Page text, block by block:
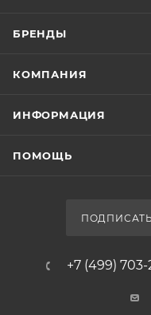
БРЕНДЫ
КОМПАНИЯ
ИНФОРМАЦИЯ
ПОМОЩЬ
+7 (499)